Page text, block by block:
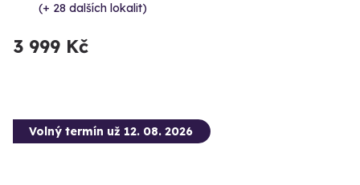
(+ 28 dalších lokalit)
3 999 Kč
Volný termín už 12. 08. 2026